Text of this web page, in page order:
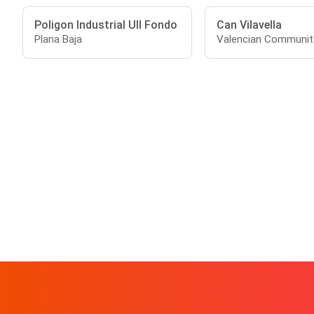
Poligon Industrial Ull Fondo
Plana Baja
Can Vilavella
Valencian